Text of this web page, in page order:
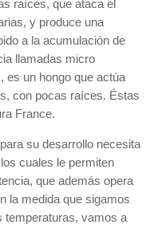
raíces, que ataca el
y produce una
a la acumulación de
llamadas micro
es un hongo que actúa
con pocas raíces. Éstas
France.
su desarrollo necesita
cuales le permiten
que además opera
la medida que sigamos
temperaturas, vamos a